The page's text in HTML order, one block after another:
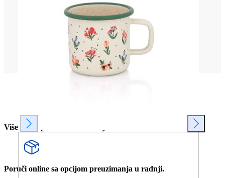
Više od 80 prodavnica u Srbiji.
Poruči online sa opcijom preuzimanja u radnji.